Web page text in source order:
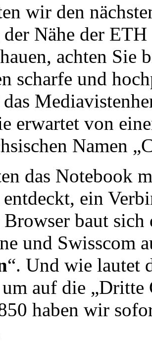
wir den
der Nähe der
achten Sie
scharfe und
erwartet von
Namen
das Notebook
ein
Browser baut
und Swisscom
“. Und wie lautet
auf die „Dritte
haben wir